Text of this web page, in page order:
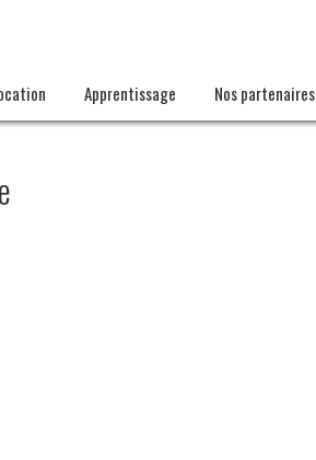
Apprentissage Nos partenaires